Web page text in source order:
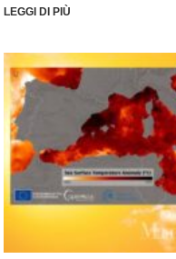
LEGGI DI PIÙ